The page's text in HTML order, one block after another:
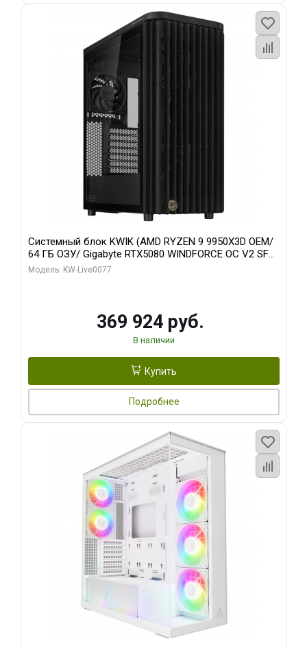
Системный блок KWIK (AMD RYZEN 9 9950X3D OEM/
64 ГБ ОЗУ/ Gigabyte RTX5080 WINDFORCE OC V2 SFF
16GB GDDR7 256b/ 960 ГБ SSD)
Модель: KW-Live0077
369 924 руб.
В наличии
Купить
Подробнее